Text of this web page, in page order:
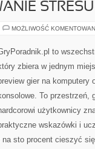
STRESU
MOŻLIWOŚĆ
to
zbiera w jednym
gier na komputery
To przestrzeń,
użytkownicy
wskazówki i
sto procent cieszyć